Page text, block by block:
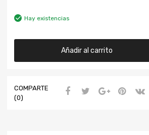
Hay existencias
Añadir al carrito
COMPARTE
(0)